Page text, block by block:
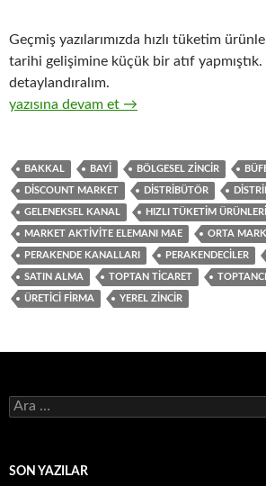
Geçmiş yazılarımızda hızlı tüketim
tarihi gelişimine küçük bir atıf
detaylandıralım.
13-Hızlı tüketim ürünlerinin toptan
yazısına devam et →
BAKKAL BAYI BÖLGESEL ZINCIR
DISCOUNT MARKET DISTRIBÜTÖR
GELENEKSEL KANAL HIZLI TÜKETIM
MARKET AKTIVITE ELEMANI MAE ORTA
PERAKENDE KANALLARI PERAKENDECILER
SATIN ALMA TOPTAN TICARET
ÜRETICI FIRMA YEREL ZINCIR
A
r
a
SON YAZILAR